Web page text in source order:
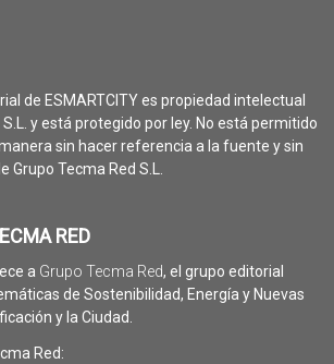
de ESMARTCITY es propiedad intelectual
y está protegido por ley. No está permitido
sin hacer referencia a la fuente y sin
Grupo Tecma Red S.L.
RED
a Grupo Tecma Red, el grupo editorial
de Sostenibilidad, Energía y Nuevas
y la Ciudad.
Red: